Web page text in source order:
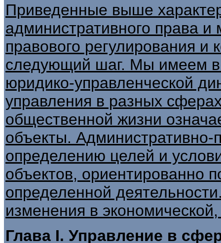
Приведенные выше
административного права и
правового регулирования и
следующий шаг. Мы имеем в
юридико-управленческой
управления в разных
общественной жизни
объекты. Административно-
определению целей и
объектов, ориентированно
определенной
изменения в
Глава I. Управление в